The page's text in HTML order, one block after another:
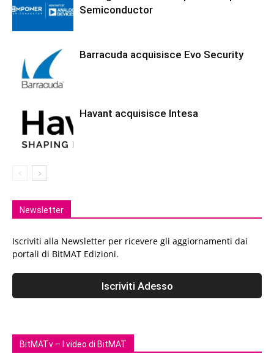
Semiconductor
Barracuda acquisisce Evo Security
Havant acquisisce Intesa
Newsletter
Iscriviti alla Newsletter per ricevere gli aggiornamenti dai
portali di BitMAT Edizioni.
BitMATv – I video di BitMAT